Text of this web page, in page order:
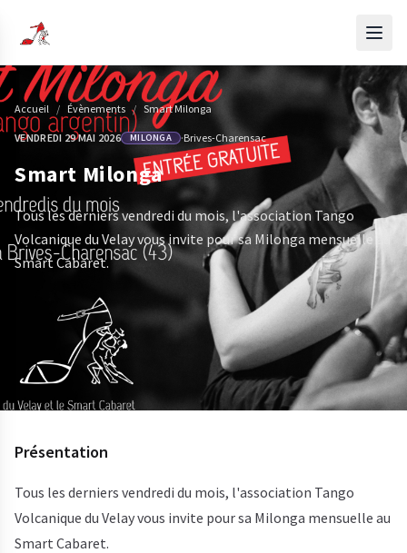
Accueil / Évènements / Smart Milonga
VENDREDI 29 MAI 2026 MILONGA ·Brives-Charensac
Smart Milonga
Tous les derniers vendredi du mois, l'association Tango
Volcanique du Velay vous invite pour sa Milonga mensuelle au
Smart Cabaret.
Présentation
Tous les derniers vendredi du mois, l'association Tango
Volcanique du Velayvous invite pour sa Milonga mensuelle au
Smart Cabaret.